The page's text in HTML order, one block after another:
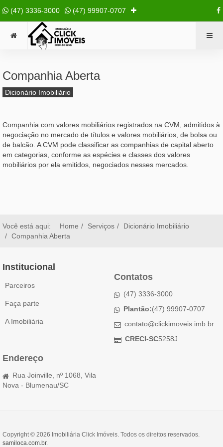
(47) 3336-3000 (47) 99907-0707
Companhia Aberta
Dicionário Imobiliário
Companhia com valores mobiliários registrados na CVM, admitidos à
negociação no mercado de títulos e valores mobiliários, de bolsa ou
de balcão. A CVM pode classificar as companhias de capital aberto
em categorias, conforme as espécies e classes dos valores
mobiliários por ela emitidos, negociados nesses mercados.
Você está aqui: Home Serviços
Dicionário Imobiliário
Companhia Aberta
Institucional
Parceiros
Faça parte
A Imobiliária
Contatos
(47) 3336-3000
Plantão:(47) 99907-0707
contato@clickimoveis.imb.br
CRECI-SC5258J
Endereço
Rua Joinville, nº 1068, Vila
Nova - Blumenau/SC
Copyright © 2026 Imobiliária Click Imóveis. Todos os direitos reservados.
samiloca.com.br.